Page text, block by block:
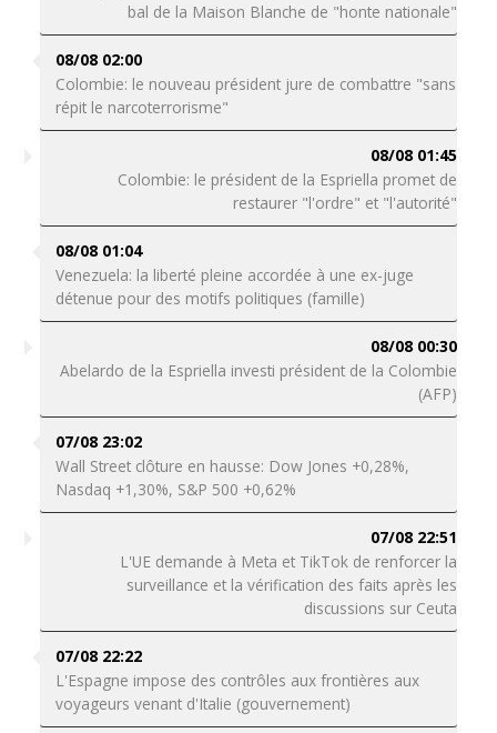
bal de la Maison Blanche de "honte nationale"
08/08 02:00
Colombie: le nouveau président jure de combattre "sans
répit le narcoterrorisme"
08/08 01:45
Colombie: le président de la Espriella promet de
restaurer "l'ordre" et "l'autorité"
08/08 01:04
Venezuela: la liberté pleine accordée à une ex-juge
détenue pour des motifs politiques (famille)
08/08 00:30
Abelardo de la Espriella investi président de la Colombie
(AFP)
07/08 23:02
Wall Street clôture en hausse: Dow Jones +0,28%,
Nasdaq +1,30%, S&P 500 +0,62%
07/08 22:51
L'UE demande à Meta et TikTok de renforcer la
surveillance et la vérification des faits après les
discussions sur Ceuta
07/08 22:22
L'Espagne impose des contrôles aux frontières aux
voyageurs venant d'Italie (gouvernement)